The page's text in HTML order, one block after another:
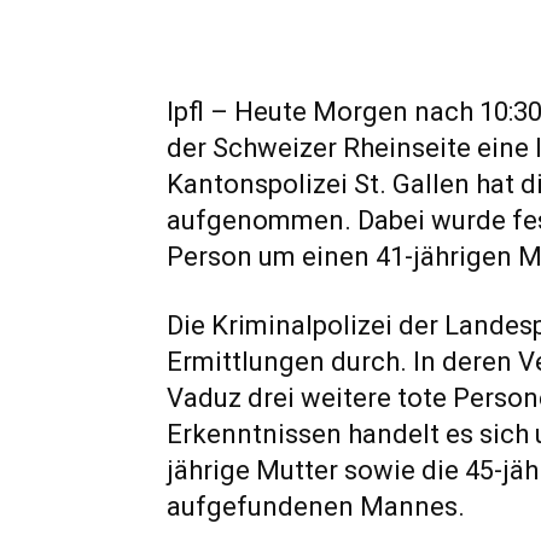
lpfl – Heute Morgen nach
der Schweizer Rheinseite
Kantonspolizei St. Gallen hat
aufgenommen. Dabei wurde
Person um einen 41-jährigen
Die Kriminalpolizei der
Ermittlungen durch. In deren
Vaduz drei weitere tote
Erkenntnissen handelt es sich
jährige Mutter sowie die 45-
aufgefundenen Mannes.